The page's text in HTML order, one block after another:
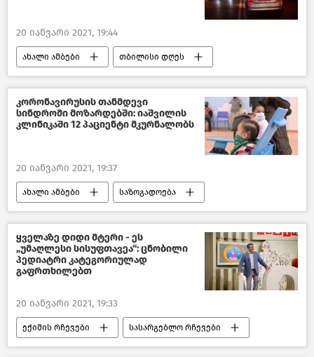
20 იანვარი 2021, 19:44
ახალი ამბები თბილისი დღეს
საქართველო
კორონავირუსის თანმდევი
სინდრომი მოზარდებში: იაშვილის
კლინიკაში 12 პაციენტი მკურნალობს
20 იანვარი 2021, 19:37
ახალი ამბები საზოგადოება
საქართველო
ყველაზე დიდი მტერი - ეს
„უმაღლესი სისუფთავეა“: ცნობილი
პედიატრი კატეგორიულად
გაფრთხილებთ
20 იანვარი 2021, 19:33
ექიმის რჩევები სასარგებლო რჩევები
წასაკითხი ამბები